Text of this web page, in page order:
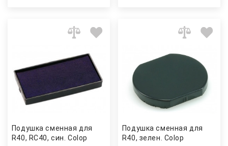
Подушка сменная для
R40, RС40, син. Colop
Подушка сменная для
R40, зелен. Colop